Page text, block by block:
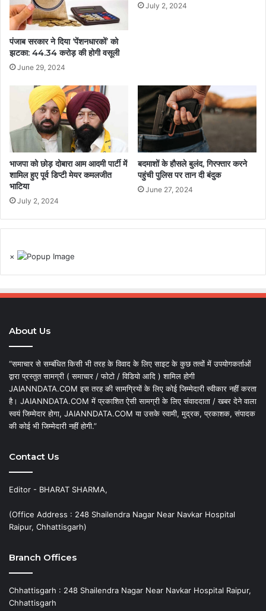
पंजाब सरकार ने दिया ‘पेंशनधारकों’ को
झटका: 44.34 करोड़ की होगी वसूली
June 29, 2024
July 2, 2024
भाजपा को छोड़ दोबारा आम आदमी पार्टी में
शामिल हुए पूर्व डिप्टी मेयर कमलजीत
भाटिया
July 2, 2024
बदमाशों के हौसले बुलंद, गिरफ्तार करने
पहुंची पुलिस पर तान दी बंदुक
June 27, 2024
×
About Us
“समाचार से सम्बंधित किसी भी तरह के विवाद के लिए साइट के कुछ तत्वों में उपयोगकर्ताओं
द्वारा प्रस्तुत सामग्री ( समाचार / फोटो / विडियो आदि ) शामिल होगी
JAIANNDATA.COM इस तरह की सामग्रियों के लिए कोई जिम्मेदारी स्वीकार नहीं करता
है। JAIANNDATA.COM में प्रकाशित ऐसी सामग्री के लिए संवाददाता / खबर देने वाला
स्वयं जिम्मेदार होगा, JAIANNDATA.COM या उसके स्वामी, मुद्रक, प्रकाशक, संपादक
की कोई भी जिम्मेदारी नहीं होगी.”
Contact Us
Editor - BHARAT SHARMA,
(Office Address : 248 Shailendra Nagar Near Navkar Hospital
Raipur, Chhattisgarh)
Branch Offices
Chhattisgarh : 248 Shailendra Nagar Near Navkar Hospital Raipur,
Chhattisgarh